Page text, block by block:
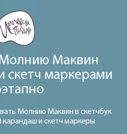
Маквин
скетч маркерами
Молнию Маквин в скетчбук
карандаш и скетч маркеры